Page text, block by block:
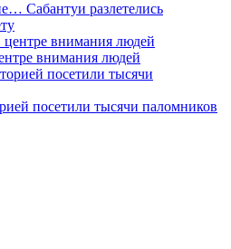
Сабантуи разлетелись
внимания людей
посетили тысячи паломников